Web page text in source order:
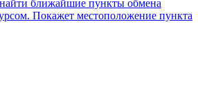
ближайшие пункты обмена
Покажет местоположение пункта